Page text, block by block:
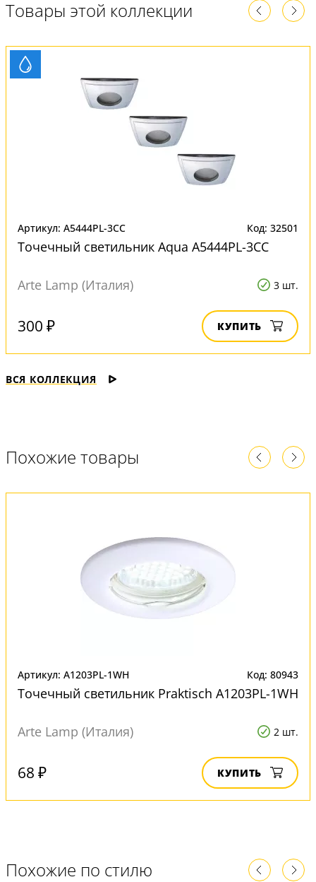
Товары этой коллекции
Артикул: A5444PL-3CC Код: 32501
Точечный светильник Aqua A5444PL-3CC
Arte Lamp (Италия) 3 шт.
300 ₽ КУПИТЬ
ВСЯ КОЛЛЕКЦИЯ
Похожие товары
Артикул: A1203PL-1WH Код: 80943
Точечный светильник Praktisch A1203PL-1WH
Arte Lamp (Италия) 2 шт.
68 ₽ КУПИТЬ
Похожие по стилю